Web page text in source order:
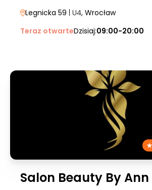
Legnicka 59 | U4, Wrocław
Teraz otwarteDzisiaj:09:00-20:00
Salon Beauty By Ann